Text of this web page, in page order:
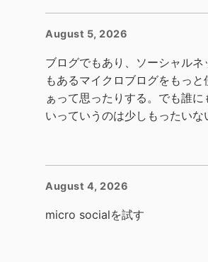
August 5, 2026
ブログでもあり、ソーシャルネ
もあるマイクロブログをもっと
ぁって思ったりする。でも誰に
いっていうのは少しもったいな
August 4, 2026
micro socialを試す